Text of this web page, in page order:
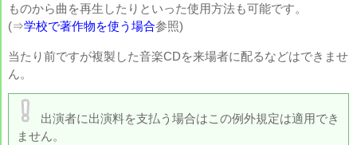
ものから曲を再生したりといった使用方法も可能です。
(⇒学校で著作物を使う場合参照)
当たり前ですが複製した音楽CDを来場者に配るなどはできませ
ん。
出演者に出演料を支払う場合はこの例外規定は適用でき
ません。